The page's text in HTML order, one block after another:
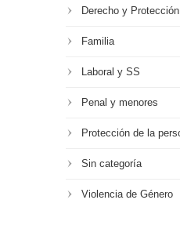
Derecho y
Familia
Laboral y SS
Penal y menores
Protección de la
Sin categoría
Violencia de Género